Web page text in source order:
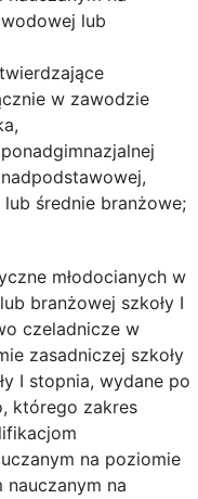
lub
w zawodzie
średnie branżowe;
młodocianych w
branżowej szkoły I
czeladnicze w
zasadniczej szkoły
I stopnia, wydane po
którego zakres
na poziomie
na